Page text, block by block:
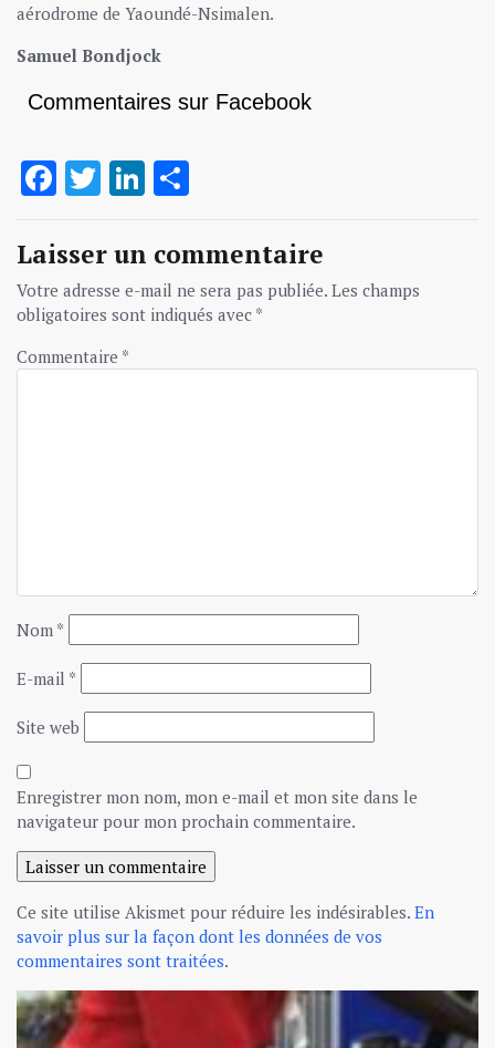
aérodrome de Yaoundé-Nsimalen.
Samuel Bondjock
Commentaires sur Facebook
Facebook
TwitterLinkedIn
Laisser un commentaire
Votre adresse e-mail ne sera pas publiée. Les champs
obligatoires sont indiqués avec *
Commentaire *
Nom *
E-mail *
Site web
Enregistrer mon nom, mon e-mail et mon site dans le
navigateur pour mon prochain commentaire.
Ce site utilise Akismet pour réduire les indésirables. En
savoir plus sur la façon dont les données de vos
commentaires sont traitées.